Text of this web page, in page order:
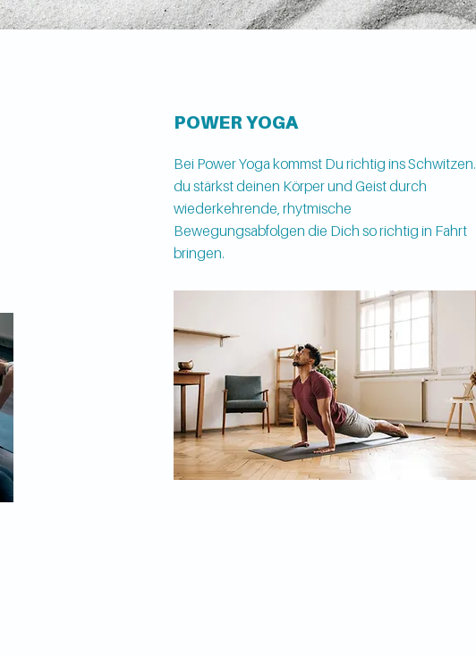
POWER YOGA
Bei Power Yoga kommst Du richtig ins Schwitzen.
du stärkst deinen Körper und Geist durch
wiederkehrende, rhytmische
Bewegungsabfolgen die Dich so richtig in Fahrt
bringen.